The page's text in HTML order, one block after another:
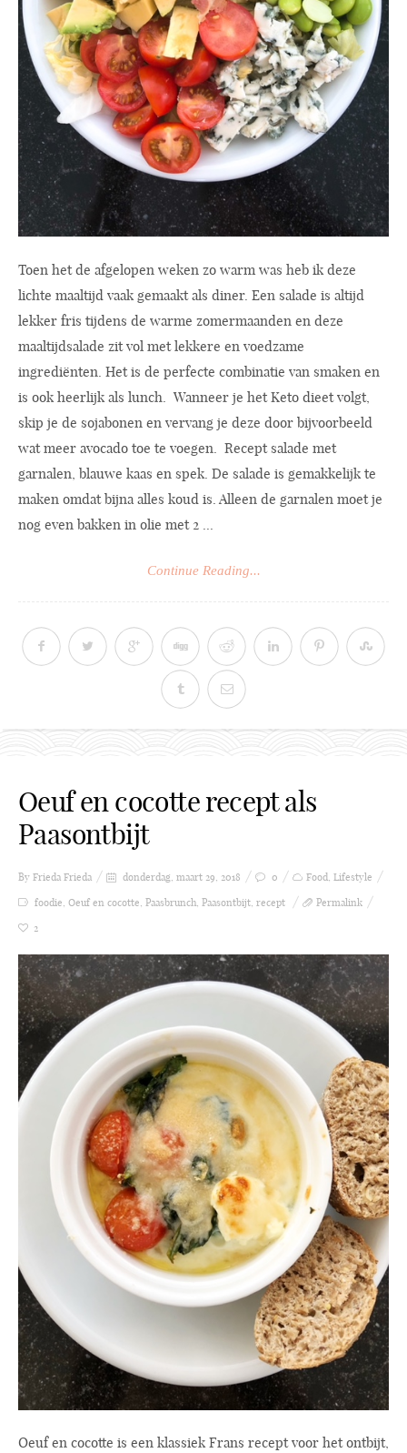
Toen het de afgelopen weken zo warm was heb ik deze
lichte maaltijd vaak gemaakt als diner. Een salade is altijd
lekker fris tijdens de warme zomermaanden en deze
maaltijdsalade zit vol met lekkere en voedzame
ingrediënten. Het is de perfecte combinatie van smaken en
is ook heerlijk als lunch. Wanneer je het Keto dieet volgt,
skip je de sojabonen en vervang je deze door bijvoorbeeld
wat meer avocado toe te voegen. Recept salade met
garnalen, blauwe kaas en spek. De salade is gemakkelijk te
maken omdat bijna alles koud is. Alleen de garnalen moet je
nog even bakken in olie met 2 ...
Continue Reading...
Oeuf en cocotte recept als
Paasontbijt
By Frieda Frieda donderdag, maart 29, 2018 0 Food, Lifestyle
foodie, Oeuf en cocotte, Paasbrunch, Paasontbijt, recept
Permalink
2
Oeuf en cocotte is een klassiek Frans recept voor het ontbijt,